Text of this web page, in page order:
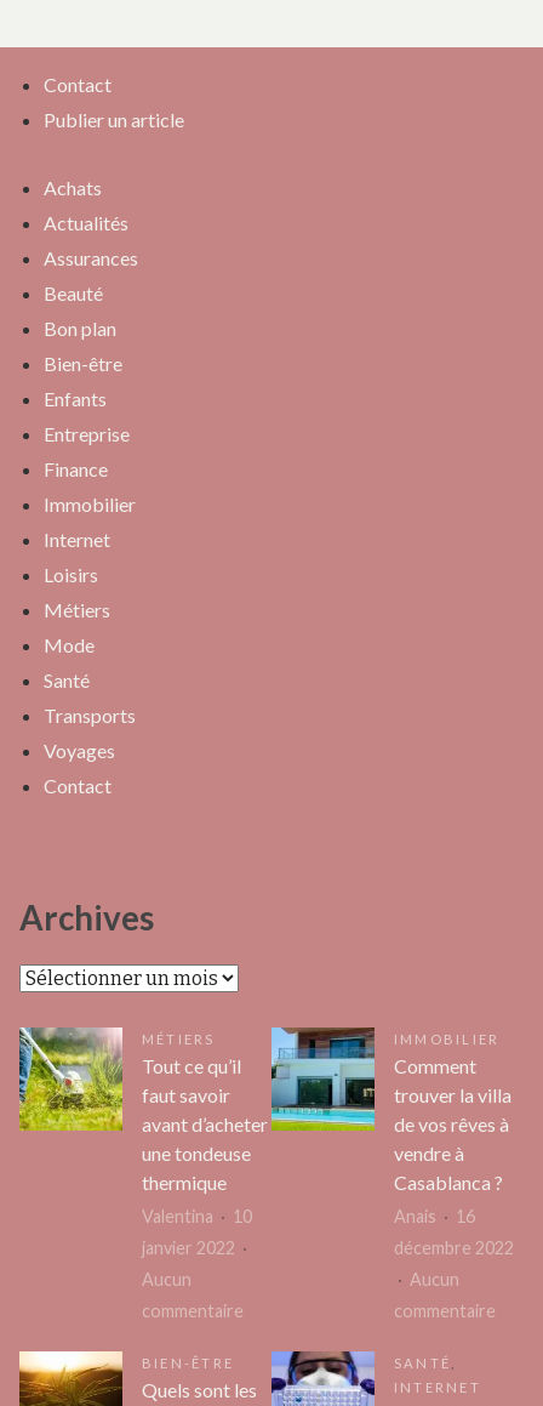
Contact
Publier un article
Achats
Actualités
Assurances
Beauté
Bon plan
Bien-être
Enfants
Entreprise
Finance
Immobilier
Internet
Loisirs
Métiers
Mode
Santé
Transports
Voyages
Contact
Archives
Archives
MÉTIERS
Tout ce qu’il
faut savoir
avant d’acheter
une tondeuse
thermique
Valentina
10
janvier 2022
Aucun
commentaire
IMMOBILIER
Comment
trouver la villa
de vos rêves à
vendre à
Casablanca ?
Anais
16
décembre 2022
Aucun
commentaire
BIEN-ÊTRE
Quels sont les
SANTÉ
INTERNET